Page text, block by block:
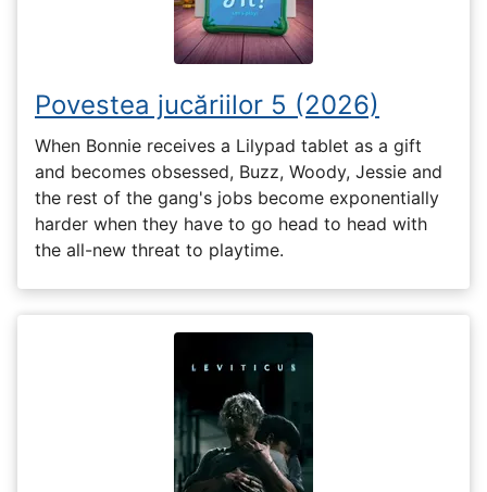
Povestea jucăriilor 5 (2026)
When Bonnie receives a Lilypad tablet as a gift
and becomes obsessed, Buzz, Woody, Jessie and
the rest of the gang's jobs become exponentially
harder when they have to go head to head with
the all-new threat to playtime.